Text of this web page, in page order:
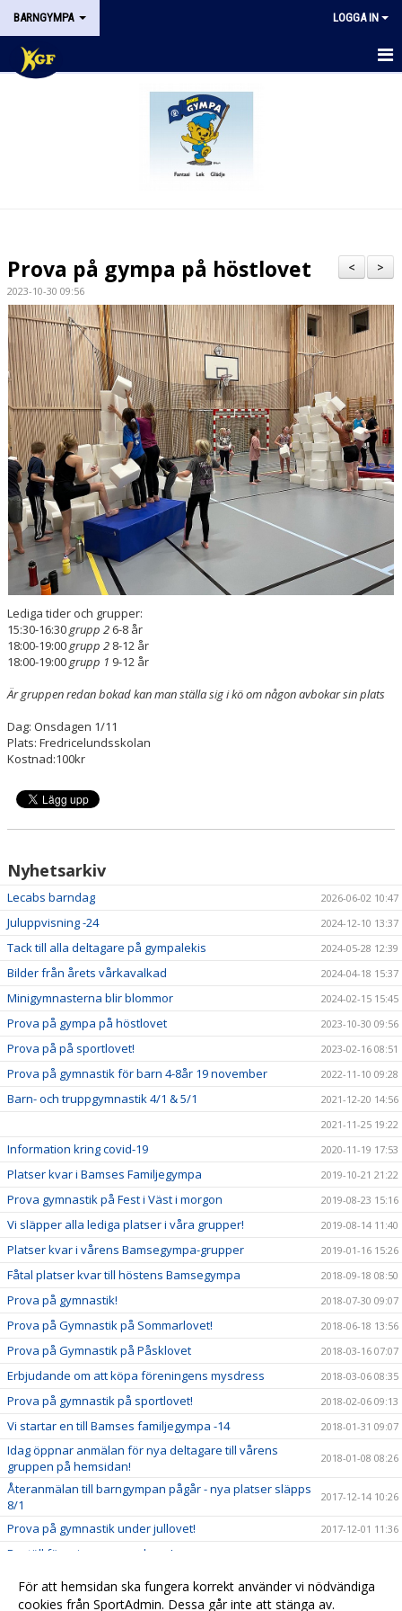
BARNGYMPA LOGGA IN
>
<
Prova på gympa på höstlovet
2023-10-30 09:56
Lediga tider och grupper:
15:30-16:30 grupp 2 6-8 år
18:00-19:00 grupp 2 8-12 år
18:00-19:00 grupp 1 9-12 år
Är gruppen redan bokad kan man ställa sig i kö om någon avbokar sin plats
Dag: Onsdagen 1/11
Plats: Fredricelundsskolan
Kostnad:100kr
Nyhetsarkiv
Lecabs barndag 2026-06-02 10:47
Juluppvisning -24 2024-12-10 13:37
Tack till alla deltagare på gympalekis 2024-05-28 12:39
Bilder från årets vårkavalkad 2024-04-18 15:37
Minigymnasterna blir blommor 2024-02-15 15:45
Prova på gympa på höstlovet 2023-10-30 09:56
Prova på på sportlovet! 2023-02-16 08:51
Prova på gymnastik för barn 4-8år 19 november 2022-11-10 09:28
Barn- och truppgymnastik 4/1 & 5/1
2021-12-20 14:56
2021-11-25 19:22
Information kring covid-19 2020-11-19 17:53
Platser kvar i Bamses Familjegympa 2019-10-21 21:22
Prova gymnastik på Fest i Väst i morgon 2019-08-23 15:16
Vi släpper alla lediga platser i våra grupper! 2019-08-14 11:40
Platser kvar i vårens Bamsegympa-grupper 2019-01-16 15:26
Fåtal platser kvar till höstens Bamsegympa 2018-09-18 08:50
Prova på gymnastik! 2018-07-30 09:07
Prova på Gymnastik på Sommarlovet! 2018-06-18 13:56
Prova på Gymnastik på Påsklovet 2018-03-16 07:07
Erbjudande om att köpa föreningens mysdress 2018-03-06 08:35
Prova på gymnastik på sportlovet! 2018-02-06 09:13
Vi startar en till Bamses familjegympa -14 2018-01-31 09:07
Idag öppnar anmälan för nya deltagare till vårens
gruppen på hemsidan!
2018-01-08 08:26
Återanmälan till barngympan pågår - nya platser släpps
8/1
2017-12-14 10:26
Prova på gymnastik under jullovet! 2017-12-01 11:36
Beställ föreningens mysdress!
Prova på gymnastik under höstlovet! 2017-09-29 11:11
Nyanmälan är öppen! 2017-08-15 10:25
För att hemsidan ska fungera korrekt använder vi nödvändiga
cookies från SportAdmin. Dessa går inte att stänga av.